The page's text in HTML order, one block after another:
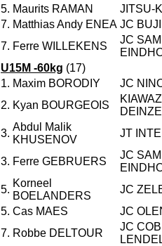
5. Maurits RAMAN
JITSU-
7. Matthias Andy ENEA JC
7. Ferre WILLEKENS
JC
U15M -60kg (17)
1. Maxim BORODIY
JC
2. Kyan BOURGEOIS
DEINZE
3.
Abdul Malik
KHUSENOV
JT
3. Ferre GEBRUERS
JC
5.
Korneel
BOELANDERS
JC
5. Cas MAES
JC
7. Robbe DELTOUR
JC